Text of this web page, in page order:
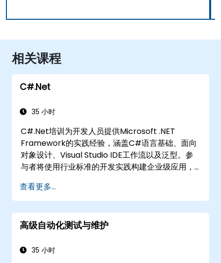
相关课程
C#.Net
35 小时
C#.Net培训为开发人员提供Microsoft .NET
Framework的实践经验，涵盖C#语言基础、面向
对象设计、Visual Studio IDE工作流以及泛型。参
与者将使用行业标准的开发实践构建企业级应用，
的实用知识，以在复杂的业务应用和开发团队中部
署生产就绪的.NET解决方案。
查看更多...
高级自动化测试与维护
35 小时